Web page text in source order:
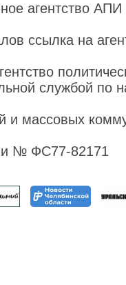
агентство
ссылка на
службой по
и массовых
№ ФС77-82171